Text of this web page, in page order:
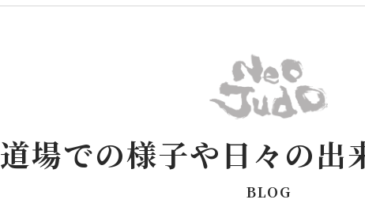
道場での様子や日々の出
BLOG